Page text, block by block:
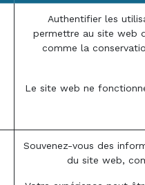
Authentifier les
permettre au site web
comme la
Le site web ne
Souvenez-vous des
du site web,